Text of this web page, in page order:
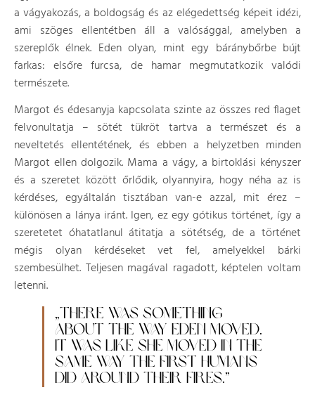
a vágyakozás, a boldogság és az elégedettség képeit idézi,
ami szöges ellentétben áll a valósággal, amelyben a
szereplők élnek. Eden olyan, mint egy báránybőrbe bújt
farkas: elsőre furcsa, de hamar megmutatkozik valódi
természete.
Margot és édesanyja kapcsolata szinte az összes red flaget
felvonultatja – sötét tükröt tartva a természet és a
neveltetés ellentétének, és ebben a helyzetben minden
Margot ellen dolgozik. Mama a vágy, a birtoklási kényszer
és a szeretet között őrlődik, olyannyira, hogy néha az is
kérdéses, egyáltalán tisztában van-e azzal, mit érez –
különösen a lánya iránt. Igen, ez egy gótikus történet, így a
szeretetet óhatatlanul átitatja a sötétség, de a történet
mégis olyan kérdéseket vet fel, amelyekkel bárki
szembesülhet. Teljesen magával ragadott, képtelen voltam
letenni.
„THERE WAS SOMETHING
ABOUT THE WAY EDEN MOVED.
IT WAS LIKE SHE MOVED IN THE
SAME WAY THE FIRST HUMANS
DID AROUND THEIR FIRES.”